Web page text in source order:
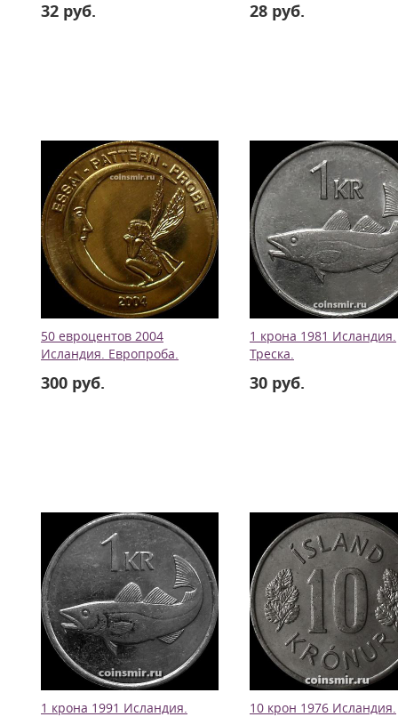
32 руб. 28 руб.
50 евроцентов 2004
Исландия. Европроба.
300 руб.
1 крона 1981 Исландия.
Треска.
30 руб.
1 крона 1991 Исландия.
10 крон 1976 Исландия.